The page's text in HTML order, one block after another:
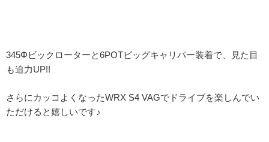
345Φビックローターと6POTビッグキャリパー装着で、見た目
も迫力UP!!
さらにカッコよくなったWRX S4 VAGでドライブを楽しんでい
ただけると嬉しいです♪